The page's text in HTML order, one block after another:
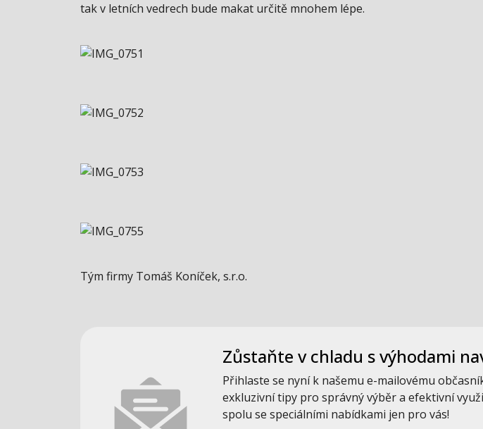
tak v letních vedrech bude makat určitě mnohem lépe.
Tým firmy Tomáš Koníček, s.r.o.
Zůstaňte v chladu s výhodami
Přihlaste se nyní k našemu e-mailovému
exkluzivní tipy pro správný výběr a efektivní
spolu se speciálními nabídkami jen pro vás!